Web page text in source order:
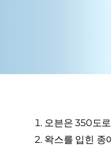
오븐은 350도
왁스를 입힌 종